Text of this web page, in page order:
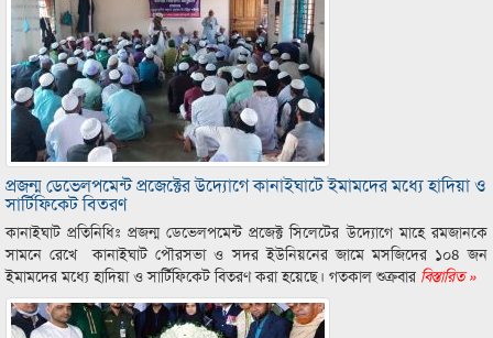
প্রজন্ম ডেভেলপমেন্ট প্রজেক্টের উদ্যোগে কানাইঘাটে ইমামদের মধ্যে হাদিয়া ও
সার্টিফিকেট বিতরণ
কানাইঘাট প্রতিনিধিঃ প্রজন্ম ডেভেলপমেন্ট প্রজেক্ট সিলেটের উদ্যোগে মাহে রমজানকে
সামনে রেখে কানাইঘাট পৌরসভা ও সদর ইউনিয়নের জামে মসজিদের ১০৪ জন
ইমামদের মধ্যে হাদিয়া ও সার্টিফিকেট বিতরণ করা হয়েছে। গতকাল শুক্রবার বিস্তারিত »